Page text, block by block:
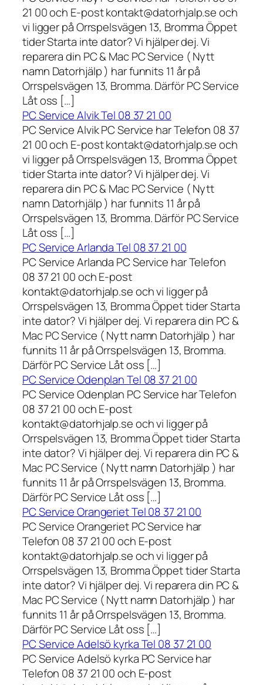
21 00 och E-post kontakt@datorhjalp.se och
vi ligger på Orrspelsvägen 13, Bromma Öppet
tider Starta inte dator? Vi hjälper dej. Vi
reparera din PC & Mac PC Service ( Nytt
namn Datorhjälp ) har funnits 11 år på
Orrspelsvägen 13, Bromma. Därför PC Service
Låt oss […]
PC Service Alvik Tel 08 37 21 00
PC Service Alvik PC Service har Telefon 08 37
21 00 och E-post kontakt@datorhjalp.se och
vi ligger på Orrspelsvägen 13, Bromma Öppet
tider Starta inte dator? Vi hjälper dej. Vi
reparera din PC & Mac PC Service ( Nytt
namn Datorhjälp ) har funnits 11 år på
Orrspelsvägen 13, Bromma. Därför PC Service
Låt oss […]
PC Service Arlanda Tel 08 37 21 00
PC Service Arlanda PC Service har Telefon
08 37 21 00 och E-post
kontakt@datorhjalp.se och vi ligger på
Orrspelsvägen 13, Bromma Öppet tider Starta
inte dator? Vi hjälper dej. Vi reparera din PC &
Mac PC Service ( Nytt namn Datorhjälp ) har
funnits 11 år på Orrspelsvägen 13, Bromma.
Därför PC Service Låt oss […]
PC Service Odenplan Tel 08 37 21 00
PC Service Odenplan PC Service har Telefon
08 37 21 00 och E-post
kontakt@datorhjalp.se och vi ligger på
Orrspelsvägen 13, Bromma Öppet tider Starta
inte dator? Vi hjälper dej. Vi reparera din PC &
Mac PC Service ( Nytt namn Datorhjälp ) har
funnits 11 år på Orrspelsvägen 13, Bromma.
Därför PC Service Låt oss […]
PC Service Orangeriet Tel 08 37 21 00
PC Service Orangeriet PC Service har
Telefon 08 37 21 00 och E-post
kontakt@datorhjalp.se och vi ligger på
Orrspelsvägen 13, Bromma Öppet tider Starta
inte dator? Vi hjälper dej. Vi reparera din PC &
Mac PC Service ( Nytt namn Datorhjälp ) har
funnits 11 år på Orrspelsvägen 13, Bromma.
Därför PC Service Låt oss […]
PC Service Adelsö kyrka Tel 08 37 21 00
PC Service Adelsö kyrka PC Service har
Telefon 08 37 21 00 och E-post